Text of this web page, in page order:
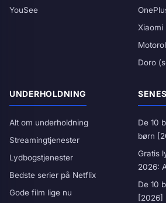
YouSee
Xiaomi
Doro
UNDERHOLDNING
Alt om underholdning
Streamingtjenester
Lydbogstjenester
Bedste serier på Netflix
Gode film lige nu
De 10
børn
Gratis
2026:
De 10
[2026]